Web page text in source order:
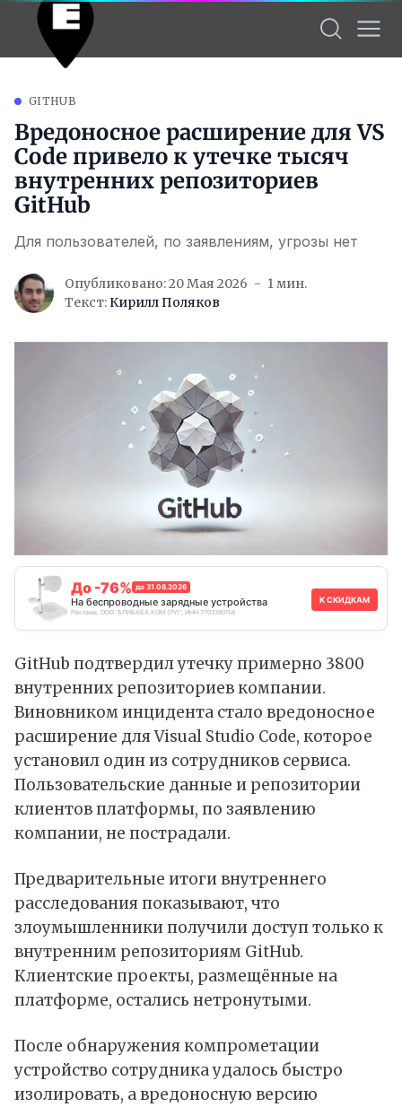
GITHUB
Вредоносное расширение для VS
Code привело к утечке тысяч
внутренних репозиториев
GitHub
Для пользователей, по заявлениям, угрозы нет
Опубликовано: 20 Мая 2026
1 мин.
Текст: Кирилл Поляков
До -76% до 31.08.2026
На беспроводные зарядные устройства
Реклама. ООО "АЛИБАБА.КОМ (РУ)", ИНН 7703380158
К СКИДКАМ
GitHub подтвердилутечку примерно 3800
внутренних репозиториев компании.
Виновником инцидента стало вредоносное
расширение для Visual Studio Code, которое
установил один из сотрудников сервиса.
Пользовательские данные и репозитории
клиентов платформы, по заявлению
компании, не пострадали.
Предварительные итоги внутреннего
расследования показывают, что
злоумышленники получили доступ только к
внутренним репозиториям GitHub.
Клиентские проекты, размещённые на
платформе, остались нетронутыми.
После обнаружения компрометации
устройство сотрудника удалось быстро
изолировать, а вредоносную версию